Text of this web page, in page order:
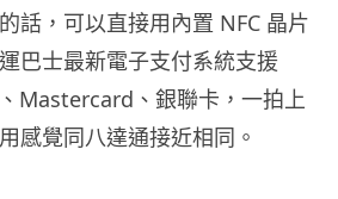
話，可以直接用內置 NFC 晶片
巴士最新電子支付系統支援
Mastercard、銀聯卡，一拍上
感覺同八達通接近相同。